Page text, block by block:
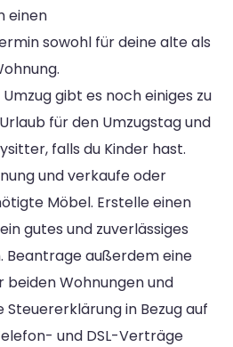
einen
sowohl für deine alte als
gibt es noch einiges zu
für den Umzugstag und
falls du Kinder hast.
und verkaufe oder
Möbel. Erstelle einen
gutes und zuverlässiges
Beantrage außerdem eine
beiden Wohnungen und
in Bezug auf
und DSL-Verträge